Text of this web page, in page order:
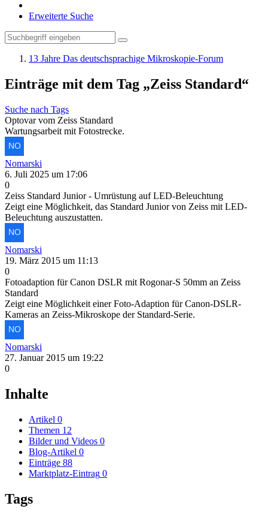
Erweiterte Suche
13 Jahre Das deutschsprachige Mikroskopie-Forum
Einträge mit dem Tag „Zeiss Standard“
Suche nach Tags
Optovar vom Zeiss Standard
Wartungsarbeit mit Fotostrecke.
Nomarski
6. Juli 2025 um 17:06
0
Zeiss Standard Junior - Umrüstung auf LED-Beleuchtung
Zeigt eine Möglichkeit, das Standard Junior von Zeiss mit LED-
Beleuchtung auszustatten.
Nomarski
19. März 2015 um 11:13
0
Fotoadaption für Canon DSLR mit Rogonar-S 50mm an Zeiss
Standard
Zeigt eine Möglichkeit einer Foto-Adaption für Canon-DSLR-
Kameras an Zeiss-Mikroskope der Standard-Serie.
Nomarski
27. Januar 2015 um 19:22
0
Inhalte
Artikel 0
Themen 12
Bilder und Videos 0
Blog-Artikel 0
Einträge 88
Marktplatz-Eintrag 0
Tags